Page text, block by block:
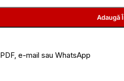
Adaugă
PDF, e-mail sau WhatsApp